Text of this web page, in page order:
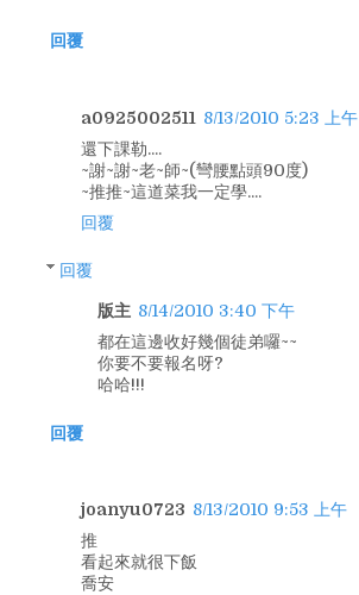
回覆
a0925002511 8/13/2010 5:23 上午
還下課勒....
~謝~謝~老~師~(彎腰點頭90度)
~推推~這道菜我一定學....
回覆
回覆
版主 8/14/2010 3:40 下午
都在這邊收好幾個徒弟囉~~
你要不要報名呀?
哈哈!!!
回覆
joanyu0723 8/13/2010 9:53 上午
推
看起來就很下飯
喬安